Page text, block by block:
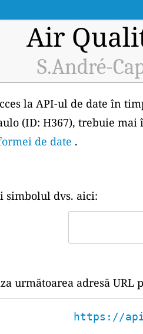
Air
S.André-
la API-ul de date în
(ID: H367), trebuie
de date .
simbolul dvs. aici:
următoarea adresă URL
https://